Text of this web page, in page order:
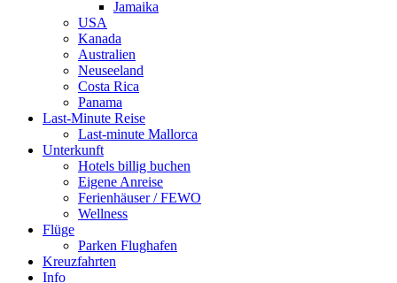
Jamaika
USA
Kanada
Australien
Neuseeland
Costa Rica
Panama
Last-Minute Reise
Last-minute Mallorca
Unterkunft
Hotels billig buchen
Eigene Anreise
Ferienhäuser / FEWO
Wellness
Flüge
Parken Flughafen
Kreuzfahrten
Info